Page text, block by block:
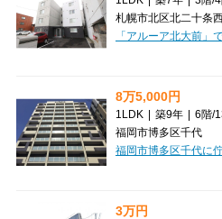
札幌市北区北二十条
8万5,000円
1LDK | 築9年 | 6階/
福岡市博多区千代
3万円